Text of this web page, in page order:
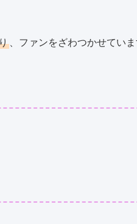
、ファンをざわつかせていま